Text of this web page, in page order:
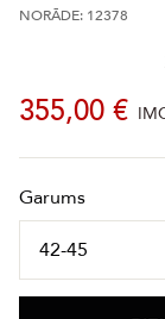
NORĀDE: 12378
355,00 €
Garums